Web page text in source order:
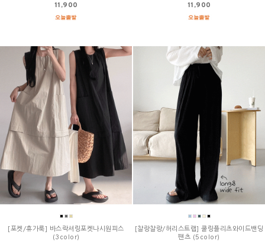
11,900 11,900
[포켓/휴가룩] 바스락셔링포켓나시원피스
(3color)
[찰랑찰랑/허리스트랩] 쿨링플리츠와이드밴딩
팬츠 (5color)